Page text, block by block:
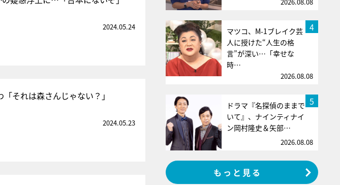
2024.05.24
それは森さんじゃない？」
2024.05.23
4
マツコ、M-1ブレイク芸
人に授けた“人生の格
言”が深い…「幸せな
時…
2026.08.08
5
ドラマ『名探偵のままで
いて』、ナインティナイ
ン岡村隆史＆矢部…
2026.08.08
もっと見る